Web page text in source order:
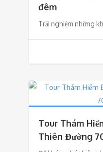
đêm
Trải nghiệm những
Tour Thám
Thiên Đường